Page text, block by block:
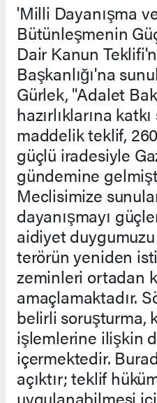
'Milli Dayanışma
Bütünleşmenin
Dair Kanun
Başkanlığı'na
Gürlek, "Adalet
hazırlıklarına
maddelik teklif,
güçlü iradesiyle
gündemine
Meclisimize
dayanışmayı
aidiyet
terörün yeniden
zeminleri ortadan
amaçlamaktadır.
belirli soruşturma,
işlemlerine ilişkin
içermektedir.
açıktır; teklif